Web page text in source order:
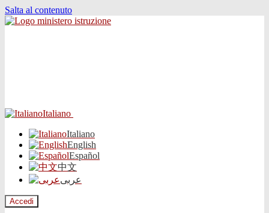
Salta al contenuto
Italiano
Italiano
English
Español
中文
عربى
Accedi